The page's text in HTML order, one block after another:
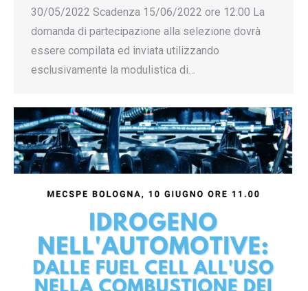
30/05/2022 Scadenza 15/06/2022 ore 12:00 La
domanda di partecipazione alla selezione dovrà
essere compilata ed inviata utilizzando
esclusivamente la modulistica di…